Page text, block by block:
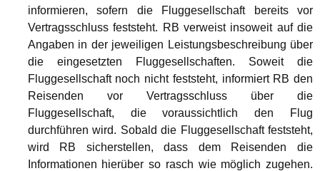
informieren, sofern die Fluggesellschaft bereits vor
Vertragsschluss feststeht. RB verweist insoweit auf die
Angaben in der jeweiligen Leistungsbeschreibung über
die eingesetzten Fluggesellschaften. Soweit die
Fluggesellschaft noch nicht feststeht, informiert RB den
Reisenden vor Vertragsschluss über die
Fluggesellschaft, die voraussichtlich den Flug
durchführen wird. Sobald die Fluggesellschaft feststeht,
wird RB sicherstellen, dass dem Reisenden die
Informationen hierüber so rasch wie möglich zugehen.